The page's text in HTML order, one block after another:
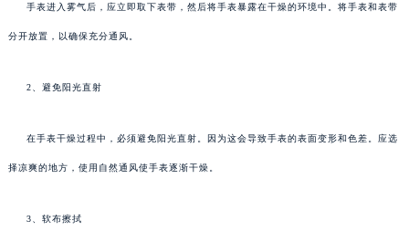
手表进入雾气后，应立即取下表带，然后将手表暴露在干燥的环境中。将手表和表带
分开放置，以确保充分通风。
2、避免阳光直射
在手表干燥过程中，必须避免阳光直射。因为这会导致手表的表面变形和色差。应选
择凉爽的地方，使用自然通风使手表逐渐干燥。
3、软布擦拭